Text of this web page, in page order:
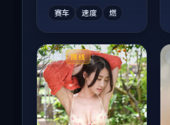
赛车 速度 燃
法国 院线